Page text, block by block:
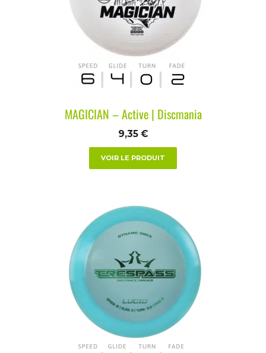
MAGICIAN – Active | Discmania
9,35 €
VOIR LE PRODUIT